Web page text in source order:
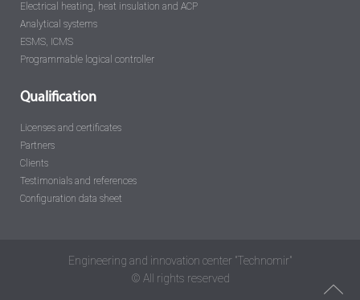
Electrical heating, heat insulation and ACP
Analytical systems
ESMS, ICMS
Programmable logical controller
Qualification
Licenses and certificates
Partners
Clients
Testimonials and references
Configuration data sheet
Engineering and innovation center "Technomir"
© All rights reserved